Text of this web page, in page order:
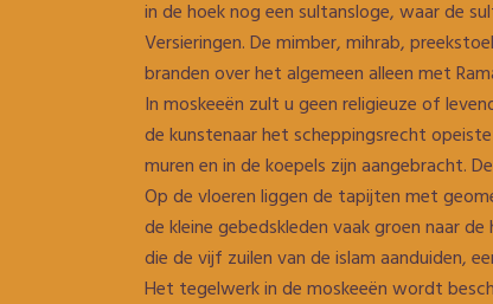
in de hoek nog een sultansloge, waar de
Versieringen. De mimber, mihrab,
branden over het algemeen alleen met
In moskeeën zult u geen religieuze of
de kunstenaar het scheppingsrecht
muren en in de koepels zijn aangebracht.
Op de vloeren liggen de tapijten met
de kleine gebedskleden vaak groen naar
die de vijf zuilen van de islam aanduiden,
Het tegelwerk in de moskeeën wordt